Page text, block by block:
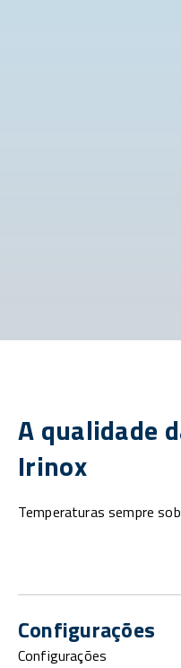
A qualidade
Irinox
Temperaturas sempre
Configurações
Configurações